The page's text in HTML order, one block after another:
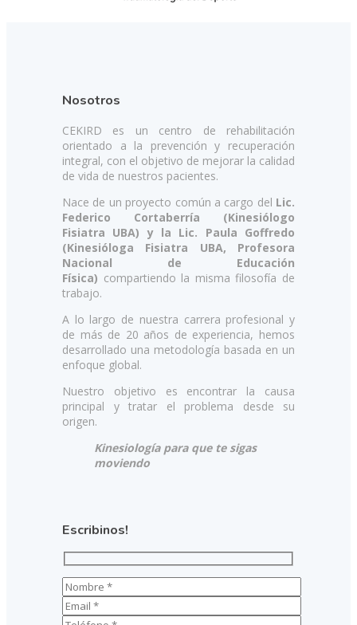
Nosotros
CEKIRD es un centro de rehabilitación
orientado a la prevención y recuperación
integral, con el objetivo de mejorar la calidad
de vida de nuestros pacientes.
Nace de un proyecto común a cargo del Lic.
Federico Cortaberría (Kinesiólogo
Fisiatra UBA) y la Lic. Paula Goffredo
(Kinesióloga Fisiatra UBA, Profesora
Nacional de Educación
Física) compartiendo la misma filosofía de
trabajo.
A lo largo de nuestra carrera profesional y
de más de 20 años de experiencia, hemos
desarrollado una metodología basada en un
enfoque global.
Nuestro objetivo es encontrar la causa
principal y tratar el problema desde su
origen.
Kinesiología para que te sigas
moviendo
Escribinos!